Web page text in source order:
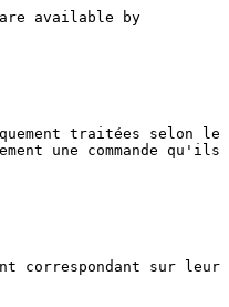
available by
traitées selon le
une commande qu'ils
correspondant sur leur